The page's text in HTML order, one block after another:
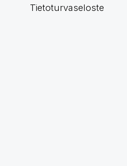
Tietoturvaseloste